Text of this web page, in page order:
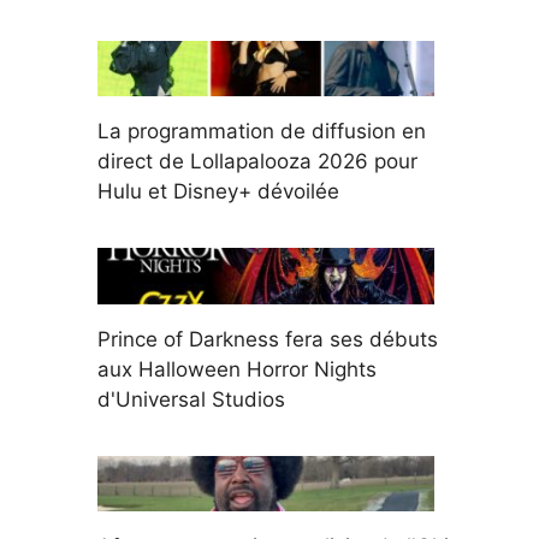
La programmation de diffusion en
direct de Lollapalooza 2026 pour
Hulu et Disney+ dévoilée
Prince of Darkness fera ses débuts
aux Halloween Horror Nights
d'Universal Studios